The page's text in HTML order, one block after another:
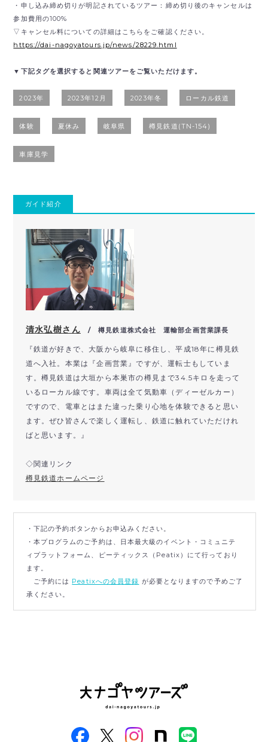
・申し込み締め切りが明記されているツアー：締め切り後のキャンセルは
参加費用の100%
▽キャンセル料についての詳細はこちらをご確認ください。
https://dai-nagoyatours.jp/news/28229.html
▼下記タグを選択すると関連ツアーをご覧いただけます。
2023年 2023年12月 2023年冬 ローカル鉄道
体験 夏休み 岐阜県 樽見鉄道(TN-154)
車庫見学
ガイド紹介
清水弘樹さん / 樽見鉄道株式会社 運輸部企画営業課長
『鉄道が好きで、大阪から岐阜に移住し、平成18年に樽見鉄
道へ 入社。本業は『企画営業』ですが、運転士もしていま
す。 樽見鉄道は大垣から本巣市の樽見まで34.5キロを走って
いるロ ーカル線です。車両は全て気動車（ディーゼルカー）
ですので、 電車とはまた違った乗り心地を体験できると思い
ます。ぜひ皆さんで楽しく運転し、 鉄道に触れていただけれ
ばと思います。』
◇関連リンク
樽見鉄道ホームページ
・下記の予約ボタンからお申込みください。
・本プログラムのご予約は、日本最大級のイベント・コミュニテ
ィプラットフォーム、ピーティックス（Peatix）にて行っており
ます。
ご予約には Peatixへの会員登録 が必要となりますので予めご了
承ください。